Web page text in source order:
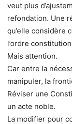
veut plus
refondation. Une
qu’elle considère
l’ordre
Mais attention.
Car entre la
manipuler, la
Réviser une
un acte noble.
La modifier pour